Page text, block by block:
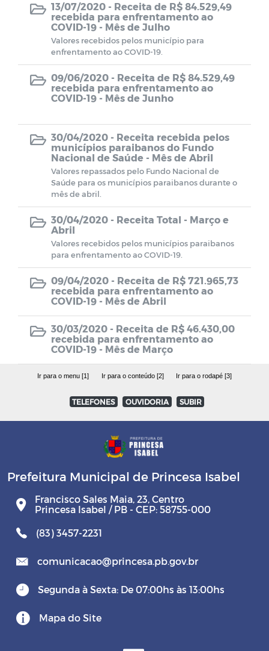
13/07/2020 - Receita de R$ 84.529,49
recebida para enfrentamento ao
COVID-19 - Mês de Julho
Valores recebidos pelos município para
enfrentamento ao COVID-19.
09/06/2020 - Receita de R$ 84.529,49
recebida para enfrentamento ao
COVID-19 - Mês de Junho
30/04/2020 - Receita recebida pelos
municípios paraibanos do Fundo
Nacional de Saúde - Mês de Abril
Valores repassados pelo Fundo Nacional de
Saúde para os municípios paraibanos durante o
mês de abril.
30/04/2020 - Receita Total - Março e
Abril
Valores recebidos pelos municípios paraibanos
para enfrentamento ao COVID-19.
09/04/2020 - Receita de R$ 721.965,73
recebida para enfrentamento ao
COVID-19 - Mês de Abril
30/03/2020 - Receita de R$ 46.430,00
recebida para enfrentamento ao
COVID-19 - Mês de Março
Ir para o menu [1] Ir para o conteúdo [2] Ir para o rodapé [3]
TELEFONES OUVIDORIA SUBIR
Prefeitura Municipal de Princesa Isabel
Francisco Sales Maia, 23, Centro
Princesa Isabel / PB - CEP: 58755-000
(83) 3457-2231
comunicacao@princesa.pb.gov.br
Segunda à Sexta: De 07:00hs às 13:00hs
Mapa do Site